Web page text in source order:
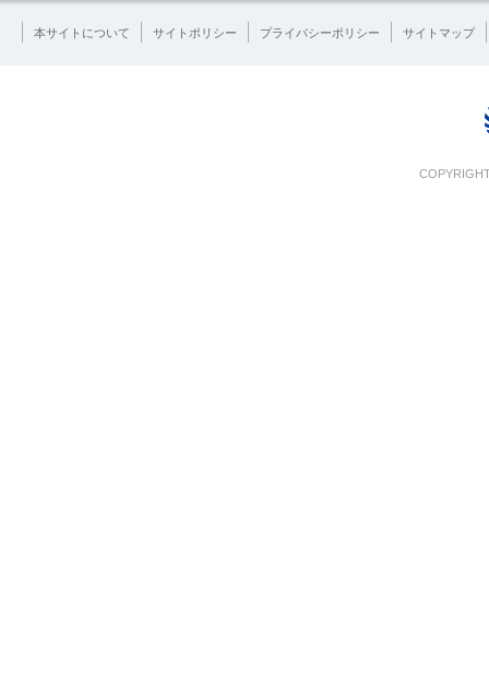
本サイトについて サイトポリシー プライバシーポリシー サイトマップ